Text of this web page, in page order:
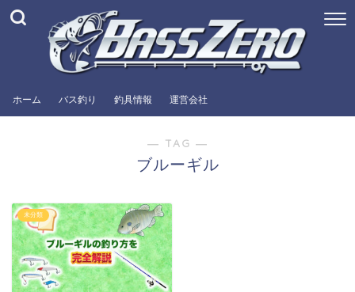
ホーム バス釣り 釣具情報 運営会社
― TAG ―
ブルーギル
未分類